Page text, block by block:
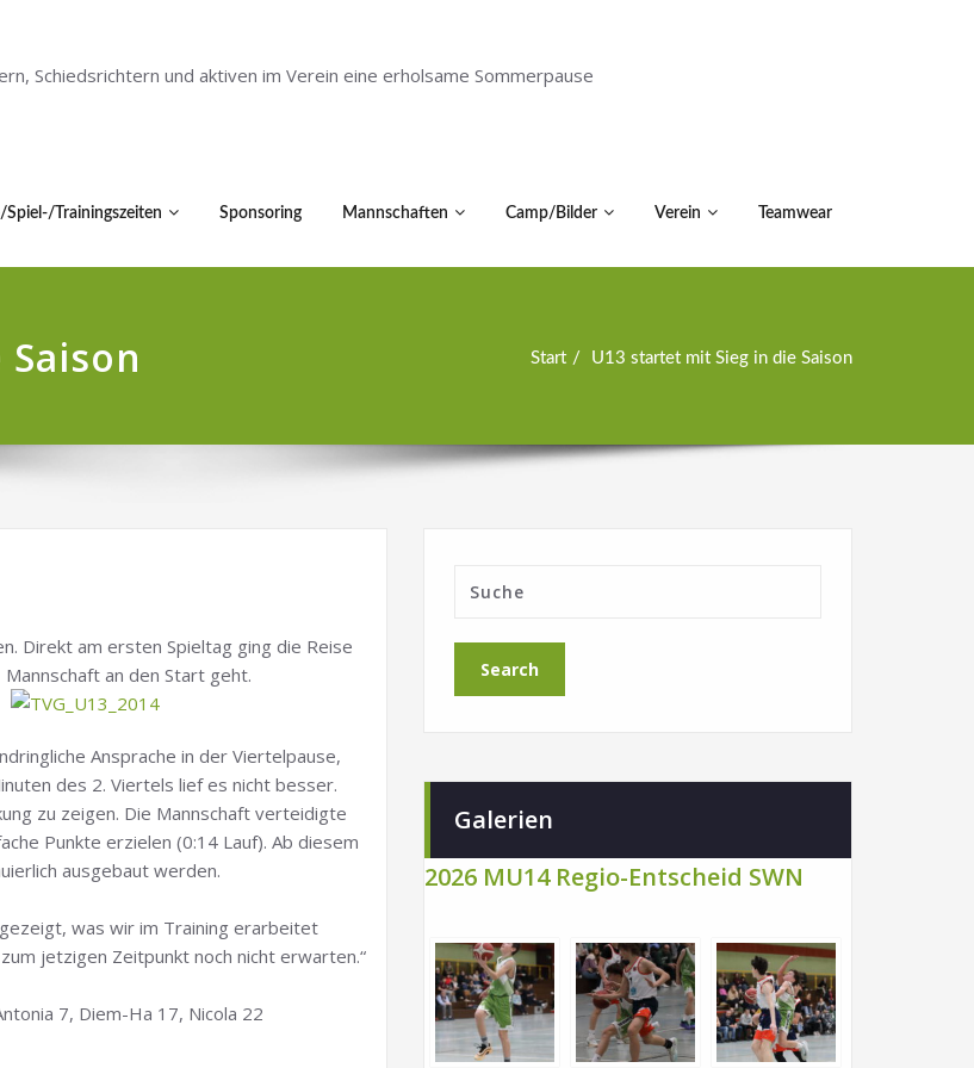
Schiedsrichtern und aktiven im Verein eine erholsame Sommerpause
Spiel-/Trainingszeiten Sponsoring Mannschaften Camp/Bilder Verein Teamwear
Start U13 startet mit Sieg in die Saison
Direkt am ersten Spieltag ging die Reise
an den Start geht.
Ansprache in der Viertelpause,
des 2. Viertels lief es nicht besser.
zu zeigen. Die Mannschaft verteidigte
Punkte erzielen (0:14 Lauf). Ab diesem
ausgebaut werden.
was wir im Training erarbeitet
zum jetzigen Zeitpunkt noch nicht erwarten.“
7, Diem-Ha 17, Nicola 22
Galerien
2026 MU14 Regio-Entscheid SWN